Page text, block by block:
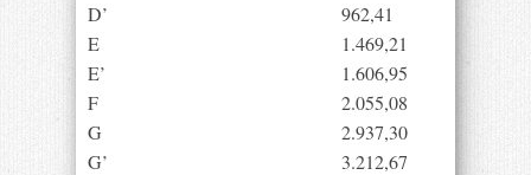
D’
962,41
E
1.469,21
E’
1.606,95
F
2.055,08
G
2.937,30
G’
3.212,67